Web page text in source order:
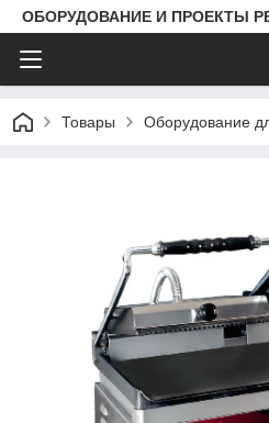
ОБОРУДОВАНИЕ И ПРОЕКТЫ
Товары Оборудование